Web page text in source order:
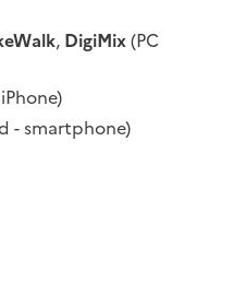
, DigiMix(PC
- smartphone)